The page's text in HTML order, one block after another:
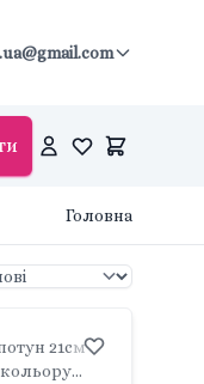
Головна
21см
кольору